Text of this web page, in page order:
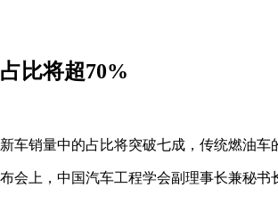
比将超70%
销量中的占比将突破七成，传统燃油车
上，中国汽车工程学会副理事长兼秘